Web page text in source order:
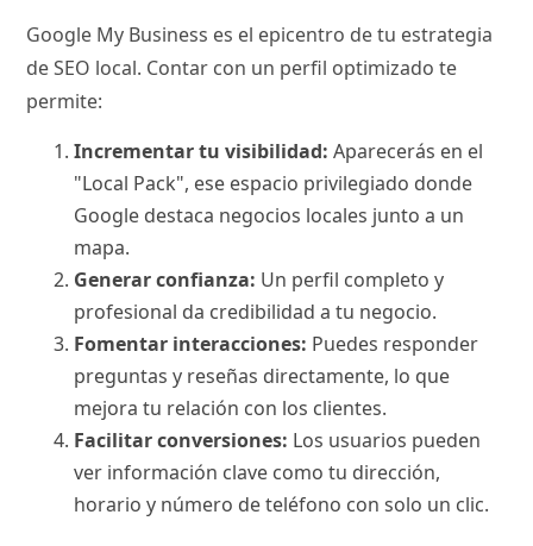
Google My Business es el epicentro de tu estrategia
de SEO local. Contar con un perfil optimizado te
permite:
Incrementar tu visibilidad: Aparecerás en el
"Local Pack", ese espacio privilegiado donde
Google destaca negocios locales junto a un
mapa.
Generar confianza: Un perfil completo y
profesional da credibilidad a tu negocio.
Fomentar interacciones: Puedes responder
preguntas y reseñas directamente, lo que
mejora tu relación con los clientes.
Facilitar conversiones: Los usuarios pueden
ver información clave como tu dirección,
horario y número de teléfono con solo un clic.